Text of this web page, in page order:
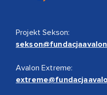
Projekt Sekson:
Avalon Extreme: